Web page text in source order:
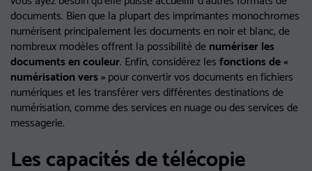
documents. Bien que la plupart des imprimantes monochromes
numérisent principalement les documents en noir et blanc, de
nombreux modèles offrent la possibilité denumériser les
documents en couleur. Enfin, considérez lesfonctions de «
numérisation vers »pour convertir vos documents en fichiers
numériques et les transférer vers différentes destinations de
numérisation, comme des services en nuage ou des services de
messagerie.
Les capacités de télécopie